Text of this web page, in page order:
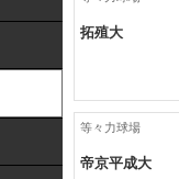
拓殖大
等々力球場
帝京平成大